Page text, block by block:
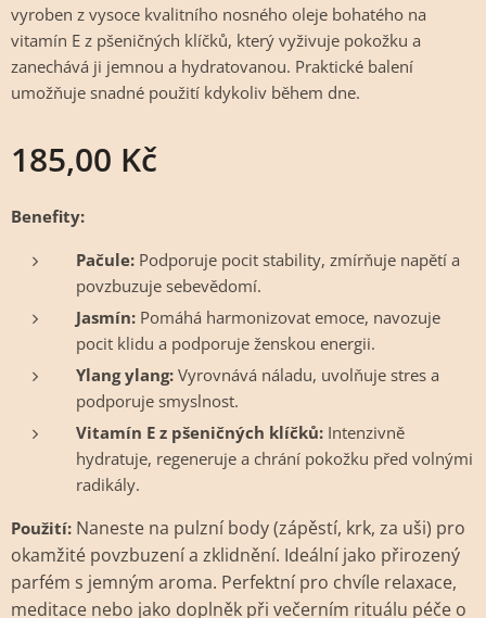
vyroben z vysoce kvalitního nosného oleje bohatého na
vitamín E z pšeničných klíčků, který vyživuje pokožku a
zanechává ji jemnou a hydratovanou. Praktické balení
umožňuje snadné použití kdykoliv během dne.
185,00 Kč
Benefity:
Pačule: Podporuje pocit stability, zmírňuje napětí a
povzbuzuje sebevědomí.
Jasmín: Pomáhá harmonizovat emoce, navozuje
pocit klidu a podporuje ženskou energii.
Ylang ylang: Vyrovnává náladu, uvolňuje stres a
podporuje smyslnost.
Vitamín E z pšeničných klíčků: Intenzivně
hydratuje, regeneruje a chrání pokožku před volnými
radikály.
Použití: Naneste na pulzní body (zápěstí, krk, za uši) pro
okamžité povzbuzení a zklidnění. Ideální jako přirozený
parfém s jemným aroma. Perfektní pro chvíle relaxace,
meditace nebo jako doplněk při večerním rituálu péče o